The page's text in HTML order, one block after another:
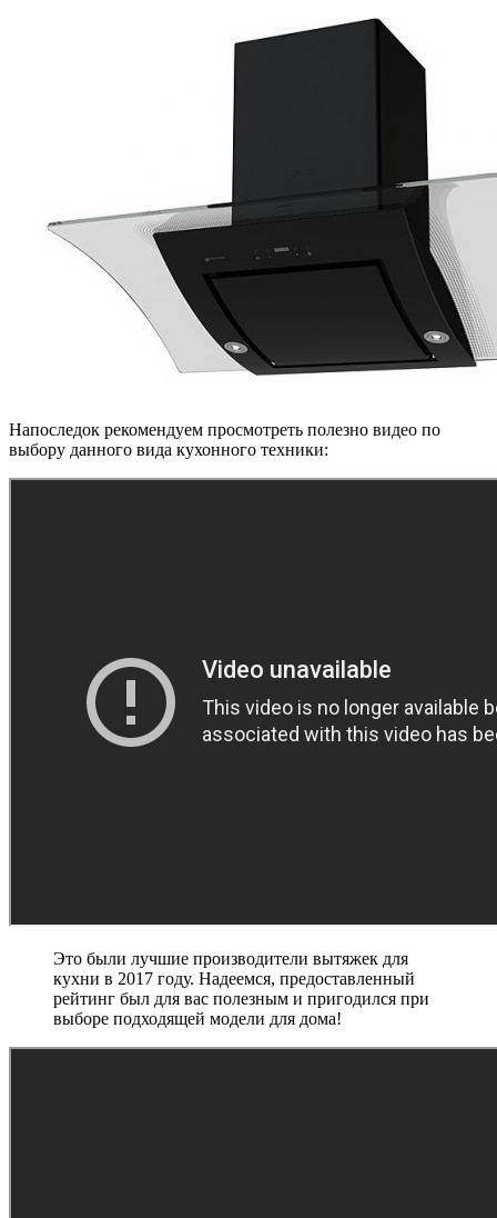
Напоследок рекомендуем просмотреть полезно видео по
выбору данного вида кухонного техники:
Это были лучшие производители вытяжек для
кухни в 2017 году. Надеемся, предоставленный
рейтинг был для вас полезным и пригодился при
выборе подходящей модели для дома!